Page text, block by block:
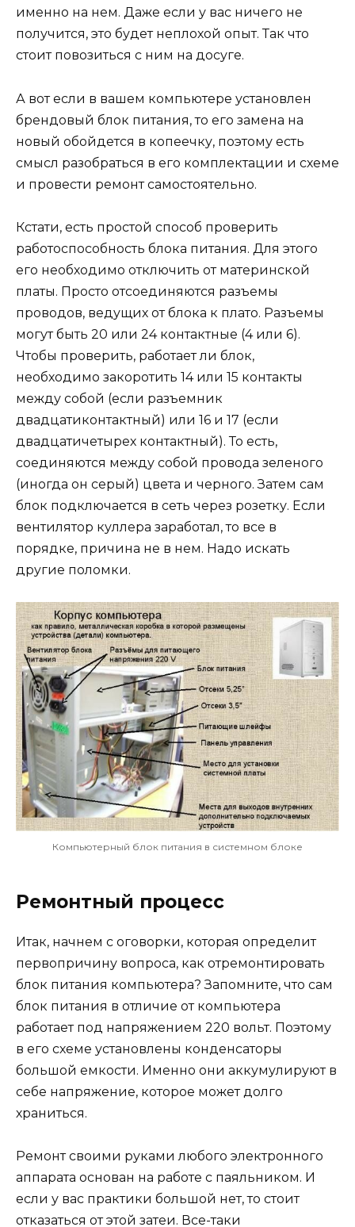
именно на нем. Даже если у вас ничего не
получится, это будет неплохой опыт. Так что
стоит повозиться с ним на досуге.
А вот если в вашем компьютере установлен
брендовый блок питания, то его замена на
новый обойдется в копеечку, поэтому есть
смысл разобраться в его комплектации и схеме
и провести ремонт самостоятельно.
Кстати, есть простой способ проверить
работоспособность блока питания. Для этого
его необходимо отключить от материнской
платы. Просто отсоединяются разъемы
проводов, ведущих от блока к плато. Разъемы
могут быть 20 или 24 контактные (4 или 6).
Чтобы проверить, работает ли блок,
необходимо закоротить 14 или 15 контакты
между собой (если разъемник
двадцатиконтактный) или 16 и 17 (если
двадцатичетырех контактный). То есть,
соединяются между собой провода зеленого
(иногда он серый) цвета и черного. Затем сам
блок подключается в сеть через розетку. Если
вентилятор куллера заработал, то все в
порядке, причина не в нем. Надо искать
другие поломки.
Компьютерный блок питания в системном блоке
Ремонтный процесс
Итак, начнем с оговорки, которая определит
первопричину вопроса, как отремонтировать
блок питания компьютера? Запомните, что сам
блок питания в отличие от компьютера
работает под напряжением 220 вольт. Поэтому
в его схеме установлены конденсаторы
большой емкости. Именно они аккумулируют в
себе напряжение, которое может долго
храниться.
Ремонт своими руками любого электронного
аппарата основан на работе с паяльником. И
если у вас практики большой нет, то стоит
отказаться от этой затеи. Все-таки